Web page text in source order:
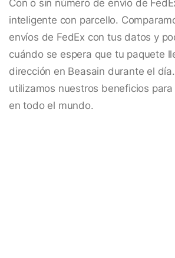
Con o sin número de envío de
inteligente con parcello.
envíos de FedEx con tus datos y
cuándo se espera que tu paquete
dirección en Beasain durante el
utilizamos nuestros beneficios
en todo el mundo.